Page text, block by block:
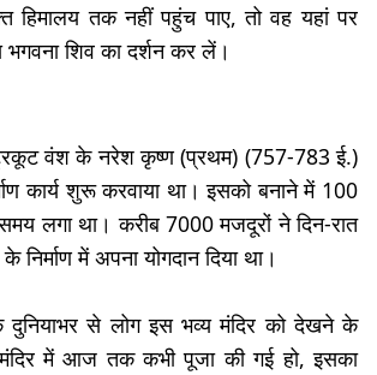
हिमालय तक नहीं पहुंच पाए, तो वह यहां पर
शिव का दर्शन कर लें।
वंश के नरेश कृष्ण (प्रथम) (757-783 ई.)
कार्य शुरू करवाया था। इसको बनाने में 100
लगा था। करीब 7000 मजदूरों ने दिन-रात
में अपना योगदान दिया था।
दुनियाभर से लोग इस भव्य मंदिर को देखने के
में आज तक कभी पूजा की गई हो, इसका